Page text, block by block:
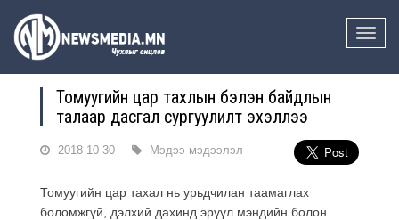
Toggle
Томуугийн цар тахлын бэлэн байдлын
талаар дасгал сургуулилт эхэллээ
2018-10-30 Мэдээ мэдээлэл
Томуугийн цар тахал нь урьдчилан таамаглах
боломжгүй, дэлхий дахинд эрүүл мэндийн болон